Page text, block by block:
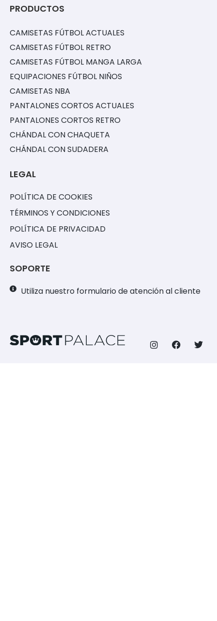
PRODUCTOS
CAMISETAS FÚTBOL ACTUALES
CAMISETAS FÚTBOL RETRO
CAMISETAS FÚTBOL MANGA LARGA
EQUIPACIONES FÚTBOL NIÑOS
CAMISETAS NBA
PANTALONES CORTOS ACTUALES
PANTALONES CORTOS RETRO
CHÁNDAL CON CHAQUETA
CHÁNDAL CON SUDADERA
LEGAL
POLÍTICA DE COOKIES
TÉRMINOS Y CONDICIONES
POLÍTICA DE PRIVACIDAD
AVISO LEGAL
SOPORTE
Utiliza nuestro formulario de atención al cliente